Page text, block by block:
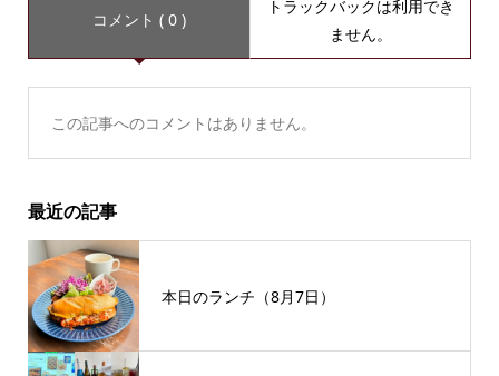
コメント ( 0 )
トラックバックは利用でき
ません。
この記事へのコメントはありません。
最近の記事
本日のランチ（8月7日）